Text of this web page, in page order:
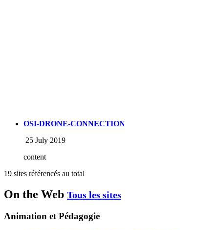
OSI-DRONE-CONNECTION
25 July 2019
content
19 sites référencés au total
On the Web Tous les sites
Animation et Pédagogie